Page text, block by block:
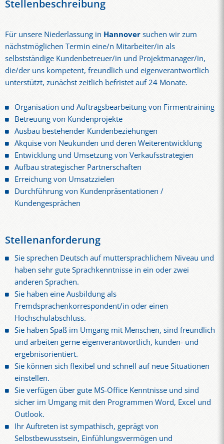
Stellenbeschreibung
Für unsere Niederlassung in Hannoversuchen wir zum
nächstmöglichen Termin eine/n Mitarbeiter/in als
selbstständige Kundenbetreuer/in und Projektmanager/in,
die/der uns kompetent, freundlich und eigenverantwortlich
unterstützt, zunächst zeitlich befristet auf 24 Monate.
Organisation und Auftragsbearbeitung von Firmentraining
Betreuung von Kundenprojekte
Ausbau bestehender Kundenbeziehungen
Akquise von Neukunden und deren Weiterentwicklung
Entwicklung und Umsetzung von Verkaufsstrategien
Aufbau strategischer Partnerschaften
Erreichung von Umsatzzielen
Durchführung von Kundenpräsentationen /
Kundengesprächen
Stellenanforderung
Sie sprechen Deutsch auf muttersprachlichem Niveau und
haben sehr gute Sprachkenntnisse in ein oder zwei
anderen Sprachen.
Sie haben eine Ausbildung als
Fremdsprachenkorrespondent/in oder einen
Hochschulabschluss.
Sie haben Spaß im Umgang mit Menschen, sind freundlich
und arbeiten gerne eigenverantwortlich, kunden- und
ergebnisorientiert.
Sie können sich flexibel und schnell auf neue Situationen
einstellen.
Sie verfügen über gute MS-Office Kenntnisse und sind
sicher im Umgang mit den Programmen Word, Excel und
Outlook.
Ihr Auftreten ist sympathisch, geprägt von
Selbstbewusstsein, Einfühlungsvermögen und